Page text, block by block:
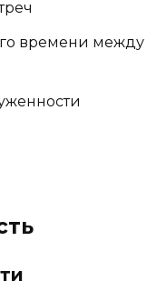
времени между